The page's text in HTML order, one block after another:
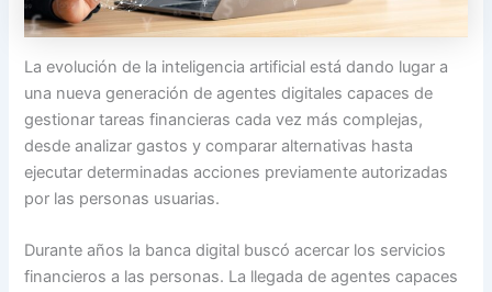
La evolución de la inteligencia artificial está dando lugar a
una nueva generación de agentes digitales capaces de
gestionar tareas financieras cada vez más complejas,
desde analizar gastos y comparar alternativas hasta
ejecutar determinadas acciones previamente autorizadas
por las personas usuarias.
Durante años la banca digital buscó acercar los servicios
financieros a las personas. La llegada de agentes capaces